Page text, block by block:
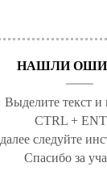
НАШЛИ
Выделите текст
CTRL +
далее следуйте
Спасибо за